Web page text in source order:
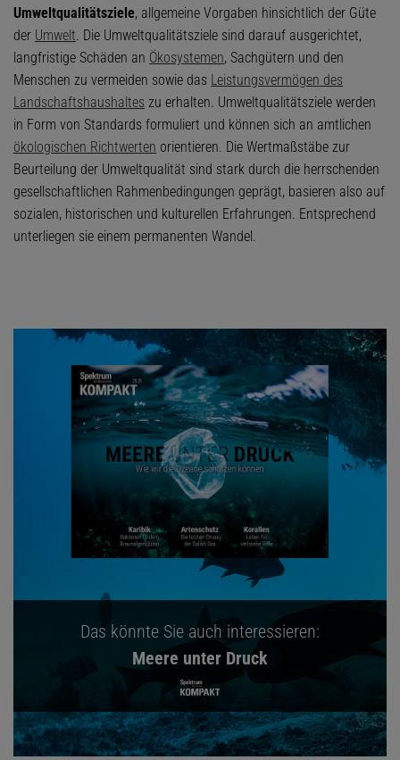
Umweltqualitätsziele, allgemeine Vorgaben hinsichtlich der Güte
der Umwelt. Die Umweltqualitätsziele sind darauf ausgerichtet,
langfristige Schäden an Ökosystemen, Sachgütern und den
Menschen zu vermeiden sowie das Leistungsvermögen des
Landschaftshaushaltes zu erhalten. Umweltqualitätsziele werden
in Form von Standards formuliert und können sich an amtlichen
ökologischen Richtwerten orientieren. Die Wertmaßstäbe zur
Beurteilung der Umweltqualität sind stark durch die herrschenden
gesellschaftlichen Rahmenbedingungen geprägt, basieren also auf
sozialen, historischen und kulturellen Erfahrungen. Entsprechend
unterliegen sie einem permanenten Wandel.
Das könnte Sie auch interessieren:
Meere unter Druck